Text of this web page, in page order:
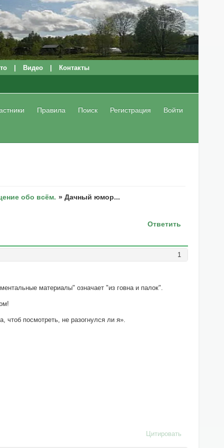
Видео Контакты
Правила Поиск Регистрация Войти
обо всём. »Дачный юмор...
Ответить
1
материалы" означает "из говна и палок".
чтоб посмотреть, не разогнулся ли я».
Цитировать